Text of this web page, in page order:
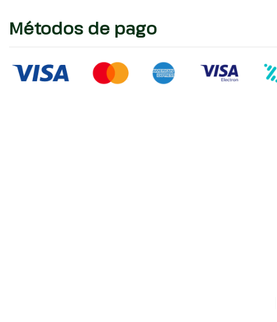
Métodos de pago